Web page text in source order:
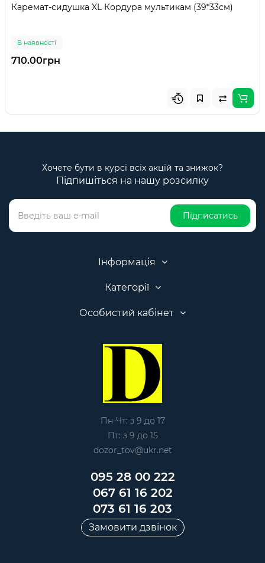
Каремат-сидушка XL Кордура мультикам (39*33см)
В наявності
710.00грн
Хочете бути в курсі всіх акцій та знижок?
Підпишіться на нашу розсилку
Підписатись
Інформація
Категорії
Особистий кабінет
Пн-Чт: з 9 до 17
Пт: з 9 до 15
dozor_tov@ukr.net
095 28 00 222
067 61 16 202
073 61 16 203
Замовити дзвінок